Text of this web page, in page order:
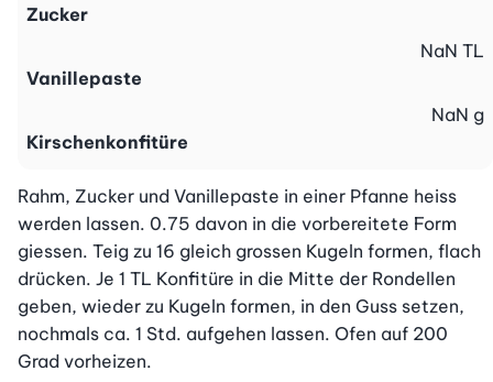
Zucker
Vanillepaste
NaN TL
Kirschenkonfitüre
NaN g
Rahm, Zucker und Vanillepaste in einer Pfanne heiss
werden lassen. 0.75 davon in die vorbereitete Form
giessen. Teig zu 16 gleich grossen Kugeln formen, flach
drücken. Je 1 TL Konfitüre in die Mitte der Rondellen
geben, wieder zu Kugeln formen, in den Guss setzen,
nochmals ca. 1 Std. aufgehen lassen. Ofen auf 200
Grad vorheizen.